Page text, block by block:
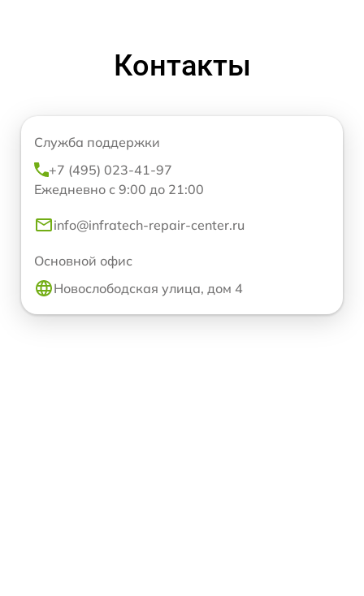
Контакты
Служба поддержки
+7 (495) 023-41-97
Ежедневно с 9:00 до 21:00
info@infratech-repair-center.ru
Основной офис
Новослободская улица, дом 4